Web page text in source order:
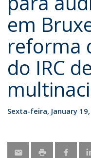
em
reforma
do IRC
Sexta-feira, January